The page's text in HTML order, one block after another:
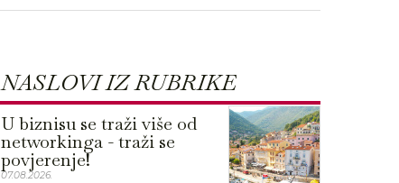
NASLOVI IZ RUBRIKE
U biznisu se traži više od
networkinga - traži se
povjerenje!
07.08.2026.